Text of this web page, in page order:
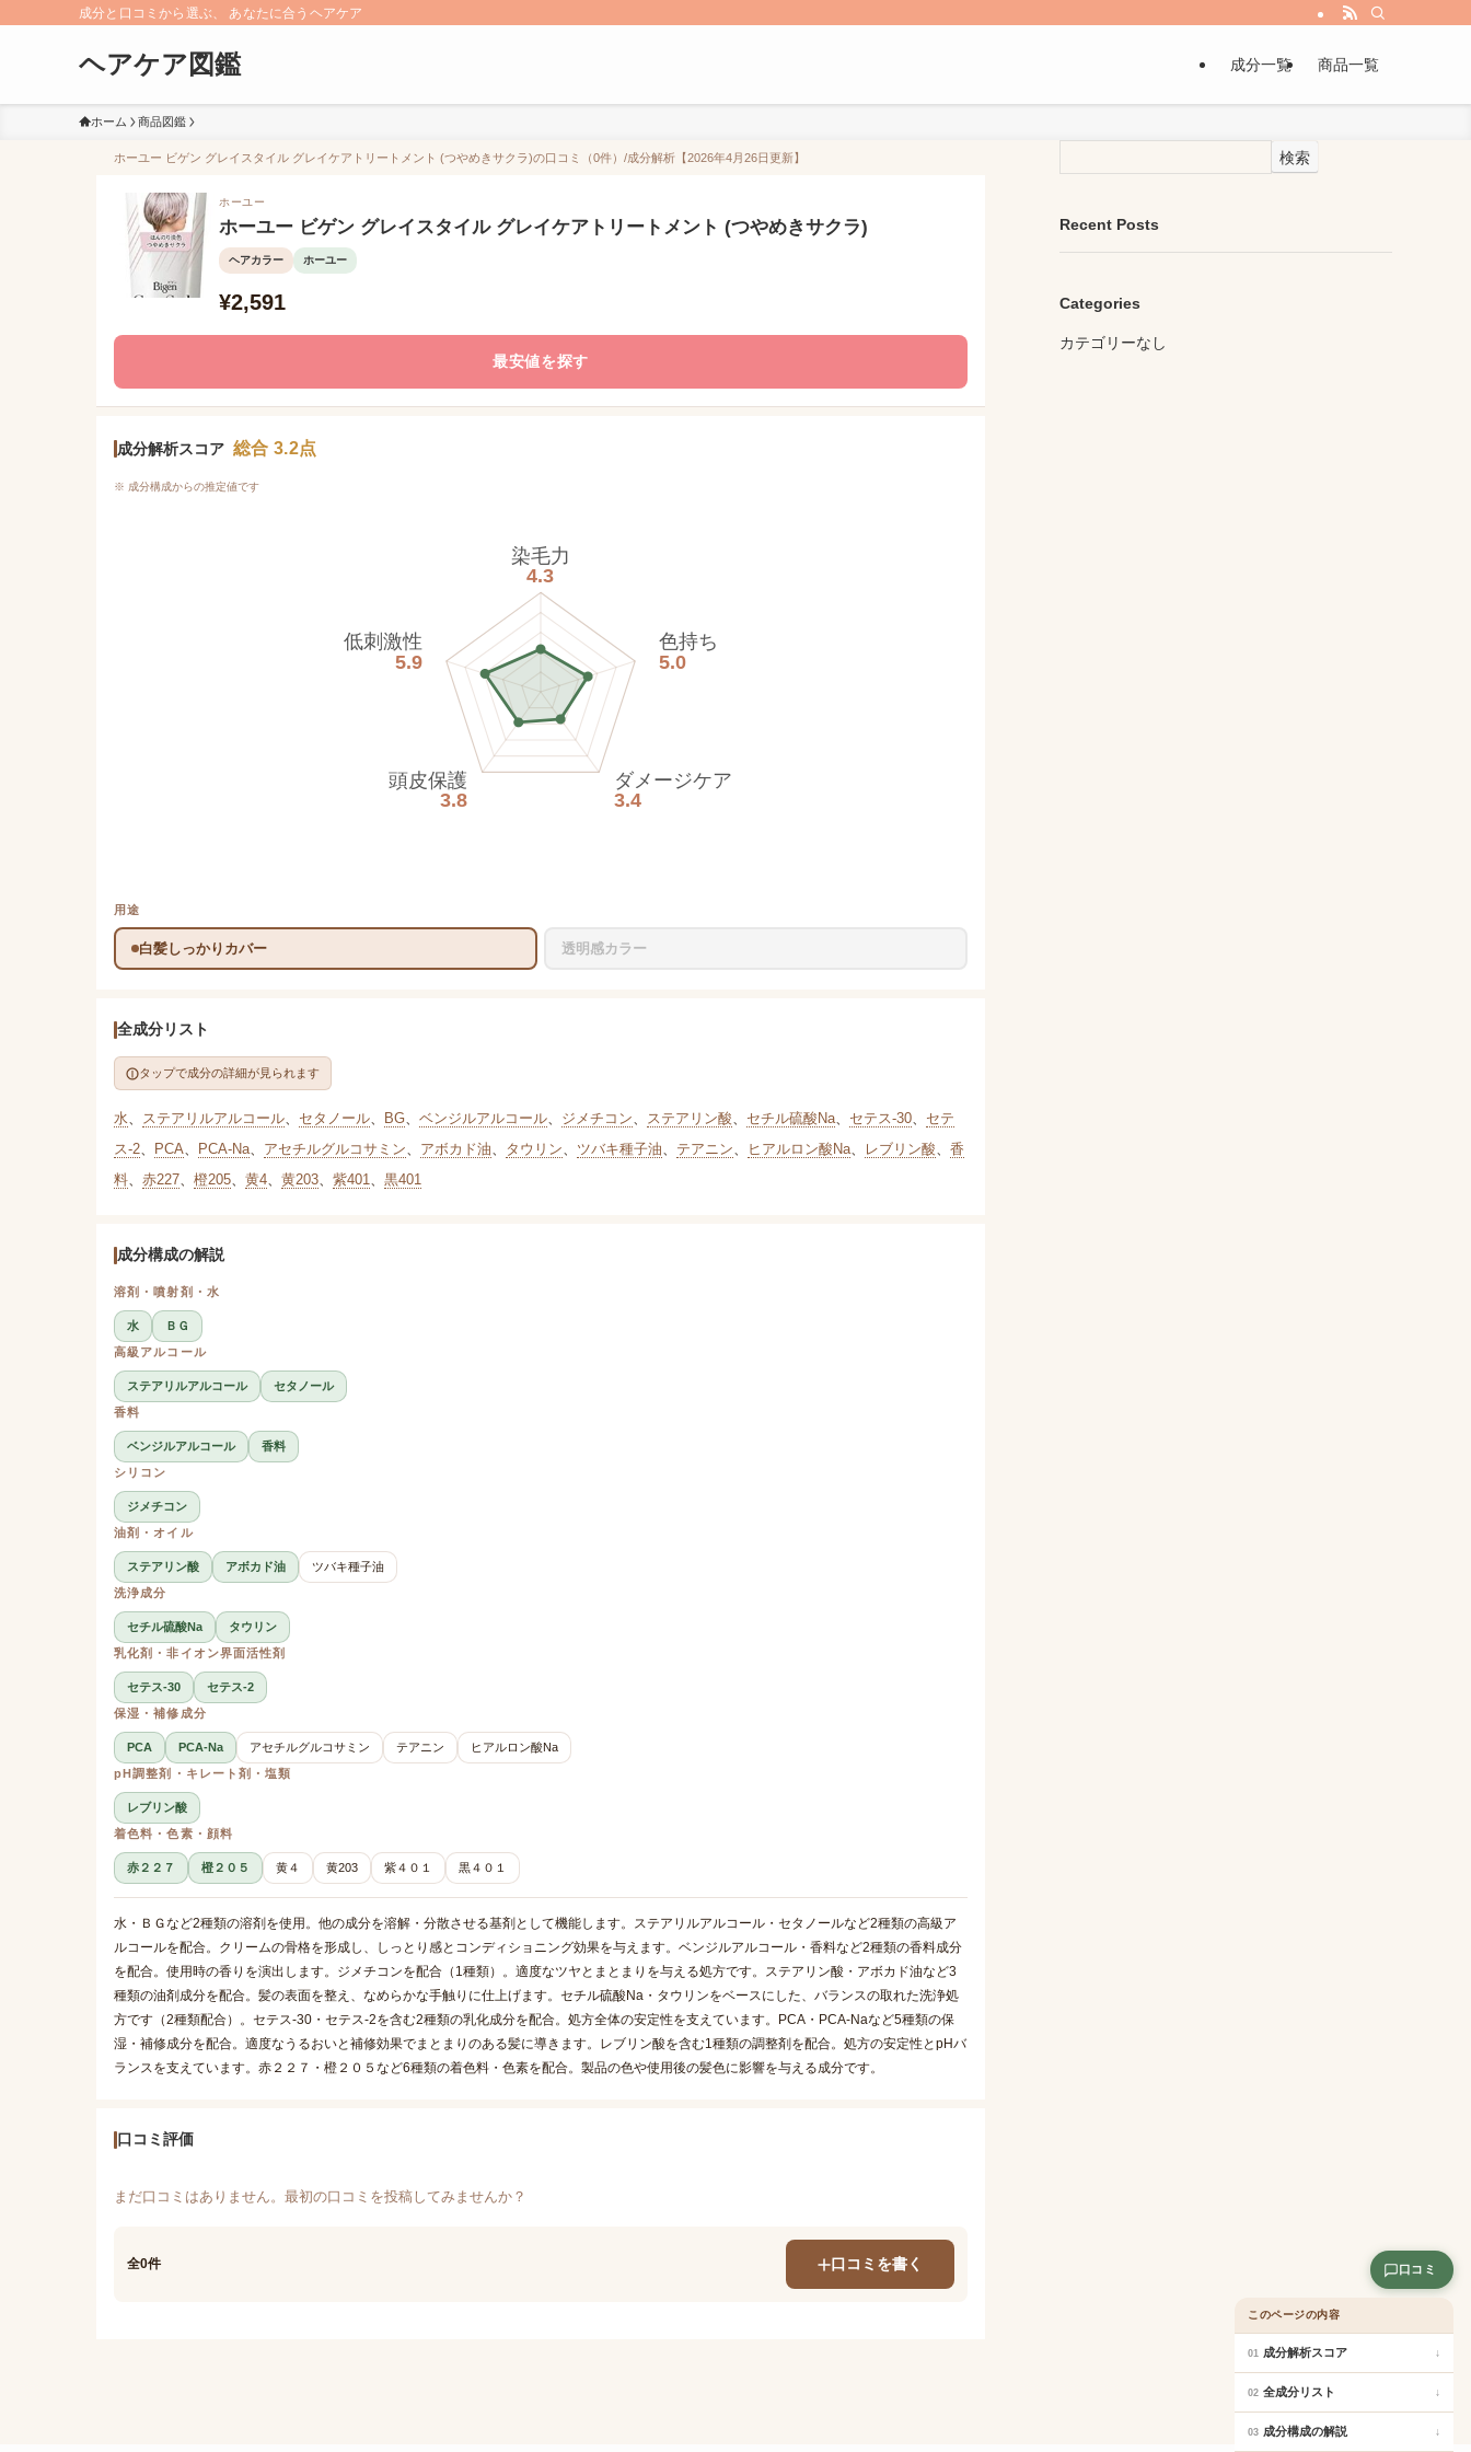
成分と口コミから選ぶ、 あなたに合うヘアケア
ヘアケア図鑑 成分一覧 商品一覧
ホーム 商品図鑑
ホーユー ビゲン グレイスタイル グレイケアトリートメント (つやめきサクラ)の口コミ（0件）/成分解析【2026年4月26日更新】
ホーユー
ホーユー ビゲン グレイスタイル グレイケアトリートメント (つやめきサクラ)
ヘアカラー ホーユー
¥2,591
最安値を探す
成分解析スコア 総合 3.2点
※ 成分構成からの推定値です
染毛力
4.3
色持ち
5.0
ダメージケア
3.4
頭皮保護
3.8
低刺激性
5.9
用途
白髪しっかりカバー 透明感カラー
全成分リスト
タップで成分の詳細が見られます
水、 ステアリルアルコール、 セタノール、 BG、 ベンジルアルコール、 ジメチコン、 ステアリン酸、 セチル硫酸Na、 セテス-30、 セテ
ス-2、 PCA、 PCA-Na、 アセチルグルコサミン、 アボカド油、 タウリン、 ツバキ種子油、 テアニン、 ヒアルロン酸Na、 レブリン酸、 香
料、 赤227、 橙205、 黄4、 黄203、 紫401、 黒401
成分構成の解説
溶剤・噴射剤・水
水
ＢＧ
高級アルコール
ステアリルアルコール
セタノール
香料
ベンジルアルコール
香料
シリコン
ジメチコン
油剤・オイル
ステアリン酸 アボカド油
ツバキ種子油
洗浄成分
セチル硫酸Na
タウリン
乳化剤・非イオン界面活性剤
セテス-30
セテス-2
保湿・補修成分
PCA PCA-Na アセチルグルコサミン テアニン
ヒアルロン酸Na
pH調整剤・キレート剤・塩類
レブリン酸
着色料・色素・顔料
赤２２７ 橙２０５ 黄４ 黄203 紫４０１ 黒４０１
水・ＢＧなど2種類の溶剤を使用。他の成分を溶解・分散させる基剤として機能します。ステアリルアルコール・セタノールなど2種類の高級ア
ルコールを配合。クリームの骨格を形成し、しっとり感とコンディショニング効果を与えます。ベンジルアルコール・香料など2種類の香料成分
を配合。使用時の香りを演出します。ジメチコンを配合（1種類）。適度なツヤとまとまりを与える処方です。ステアリン酸・アボカド油など3
種類の油剤成分を配合。髪の表面を整え、なめらかな手触りに仕上げます。セチル硫酸Na・タウリンをベースにした、バランスの取れた洗浄処
方です（2種類配合）。セテス-30・セテス-2を含む2種類の乳化成分を配合。処方全体の安定性を支えています。PCA・PCA-Naなど5種類の保
湿・補修成分を配合。適度なうるおいと補修効果でまとまりのある髪に導きます。レブリン酸を含む1種類の調整剤を配合。処方の安定性とpHバ
ランスを支えています。赤２２７・橙２０５など6種類の着色料・色素を配合。製品の色や使用後の髪色に影響を与える成分です。
口コミ評価
まだ口コミはありません。最初の口コミを投稿してみませんか？
全0件 口コミを書く
検索
Recent Posts
Categories
カテゴリーなし
口コミ
このページの内容
01 成分解析スコア ↓
02 全成分リスト ↓
03 成分構成の解説 ↓